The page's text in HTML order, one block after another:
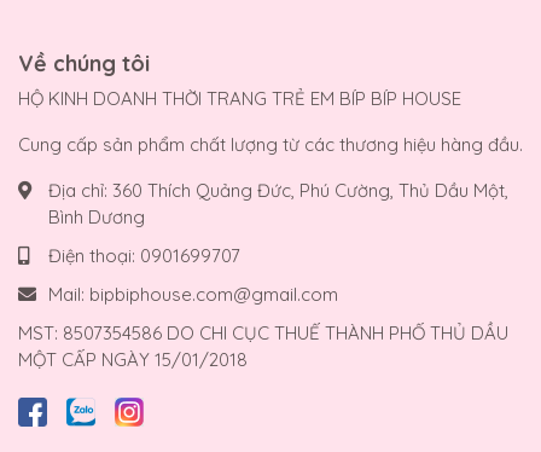
Về chúng tôi
HỘ KINH DOANH THỜI TRANG TRẺ EM BÍP BÍP HOUSE
Cung cấp sản phẩm chất lượng từ các thương hiệu hàng đầu.
Địa chỉ: 360 Thích Quảng Đức, Phú Cường, Thủ Dầu Một,
Bình Dương
Điện thoại: 0901699707
Mail: bipbiphouse.com@gmail.com
MST: 8507354586 DO CHI CỤC THUẾ THÀNH PHỐ THỦ DẦU
MỘT CẤP NGÀY 15/01/2018